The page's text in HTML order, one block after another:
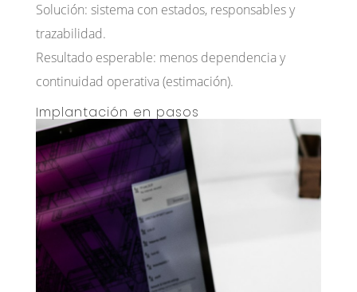
Solución: sistema con estados, responsables y
trazabilidad.
Resultado esperable: menos dependencia y
continuidad operativa (estimación).
Implantación en pasos